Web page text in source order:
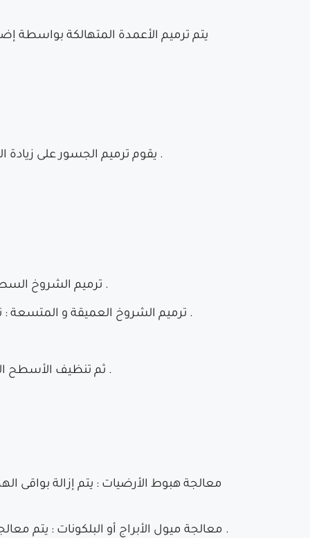
يقوم ترميم الجسور على زيادة السمك الخرسانى من أسفل البناية و من الأعلى ثم إضافة طبقة من أسياخ الحديد لزيادة قوة تحمل الخرسانة .
*ترميم الشروخ السطحية : تتم معالجتها بتجفيف الأسطح المتضررة ، ثم إستخدام أحد المواد الكيميائية التى تمنع تسربات المياه .
*ترميم الشروخ العميقة و المتسعة : تتم بضمان تجفيف أسطح الخرسانة ثم توسعة الشروخ و صب مادة كيميائية قليلة اللزوجة أو مادة أسمنتية .
ثم تنظيف الأسطح الخرسانية و إزالة أجزاء المبانى المتهالكة و فى النهاية يتم إضافة نوع خاص من المونة و دهان السطح الخارجى .
*معالجة ميول الأبراج أو البلكونات : يتم معالجتها عن طريق تدعيمها من الأسفل بطبقة من المواد الإسمنتية و الحديد ثم تركيب مسامير الصلب للتدعيم .